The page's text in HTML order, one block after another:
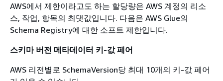
AWS에서 제한이라고도 하는 할당량은 AWS 계정의 리소
스, 작업, 항목의 최댓값입니다. 다음은 AWS Glue의
Schema Registry에 대한 소프트 제한입니다.
스키마 버전 메타데이터 키-값 페어
AWS 리전별로 SchemaVersion당 최대 10개의 키-값 페어